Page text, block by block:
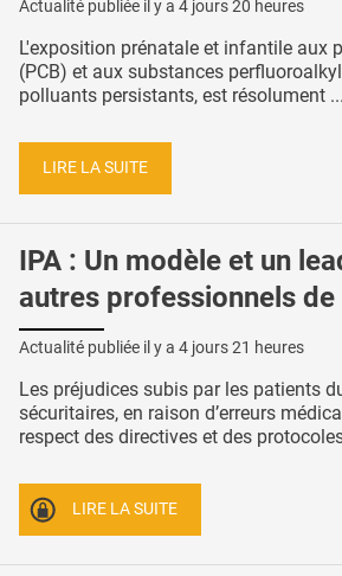
Actualité publiée il y a 4 jours 20 heures
L'exposition prénatale et infantile aux
(PCB) et aux substances
polluants persistants, est résolument ...
LIRE LA SUITE
IPA : Un modèle et un
autres professionnels de
Actualité publiée il y a 4 jours 21 heures
Les préjudices subis par les patients
sécuritaires, en raison d’erreurs
respect des directives et des
LIRE LA SUITE